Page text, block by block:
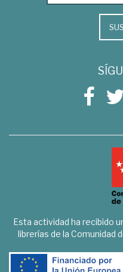
Esta actividad ha recibido
librerías de la Comunidad